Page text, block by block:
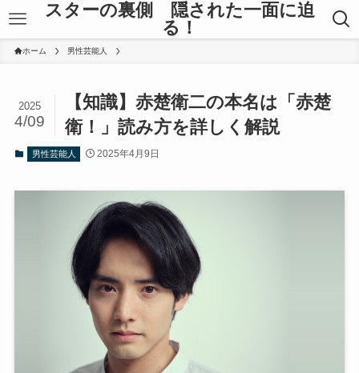
スターの裏側 隠された一面に迫
る！
ホーム 男性芸能人
【知識】赤楚衛二の本名は「赤楚
衛！」読み方を詳しく解説
2025
4/09
男性芸能人 2025年4月9日